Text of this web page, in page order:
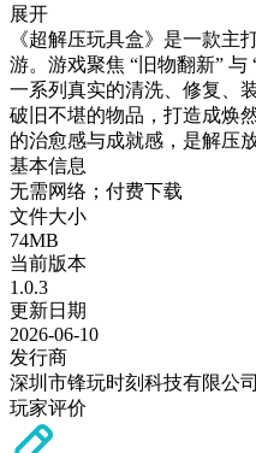
展开
《超解压玩具盒》是一款主
游。游戏聚焦 “旧物翻新”
一系列真实的清洗、修复、
破旧不堪的物品，打造成焕
的治愈感与成就感，是解压
基本信息
无需网络；付费下载
文件大小
74MB
当前版本
1.0.3
更新日期
2026-06-10
发行商
深圳市锋玩时刻科技有限公司
玩家评价